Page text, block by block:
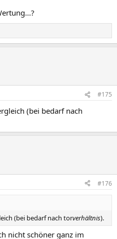
#175
(bei bedarf nach
#176
(bei bedarf nach torverhältnis).
nicht schöner ganz im